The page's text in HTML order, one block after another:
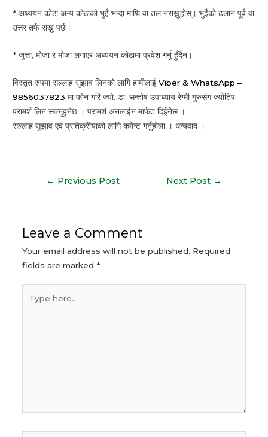
* अध्ययन कोठा अन्य कोठाको भुईं भन्दा माथि वा तल नराख्नुहोस्। भुइँको ढलान पूर्व वा
उत्तर तर्फ राख्नु पर्छ।
* जुत्ता, मोजा र मोजा लगाएर अध्ययन कोठामा प्रवेश गर्नु हुँदैन।
विस्तृत रुपमा सल्लाह सुझाव लिनको लागि हामीलाईViber & WhatsApp –
9856037823 मा फोन गरि ज्यो. डा. सन्तोष उपाध्याय रेग्मी गुरुसंग ज्योतिष
परामर्श लिन सक्नुहुनेछ । परामर्श अनलाईन मार्फत दिईनेछ ।
सल्लाह सुझाव एवं प्रतिक्रीयाको लागि कमेन्ट गर्नुहोला । धन्यवाद ।
← Previous Post Next Post →
Leave a Comment
Your email address will not be published. Required
fields are marked *
here..